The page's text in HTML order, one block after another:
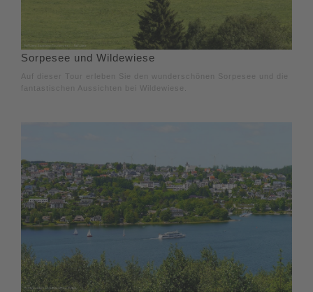
Sorpesee und Wildewiese
Auf dieser Tour erleben Sie den wunderschönen Sorpesee und die
fantastischen Aussichten bei Wildewiese.